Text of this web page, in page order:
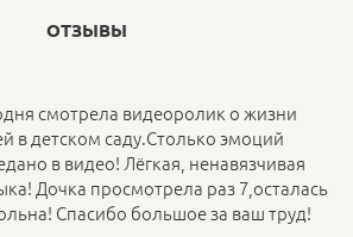
ОТЗЫВЫ
смотрела видеоролик о жизни
в детском саду.Столько эмоций
в видео! Лёгкая, ненавязчивая
Дочка просмотрела раз 7,осталась
Спасибо большое за ваш труд!